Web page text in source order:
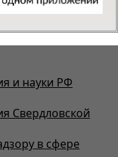
и науки РФ
Свердловской
в сфере